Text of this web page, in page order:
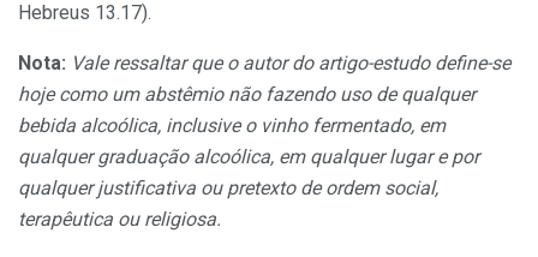
Hebreus 13.17).
Nota: Vale ressaltar que o autor do artigo-estudo define-se
hoje como um abstêmio não fazendo uso de qualquer
bebida alcoólica, inclusive o vinho fermentado, em
qualquer graduação alcoólica, em qualquer lugar e por
qualquer justificativa ou pretexto de ordem social,
terapêutica ou religiosa.